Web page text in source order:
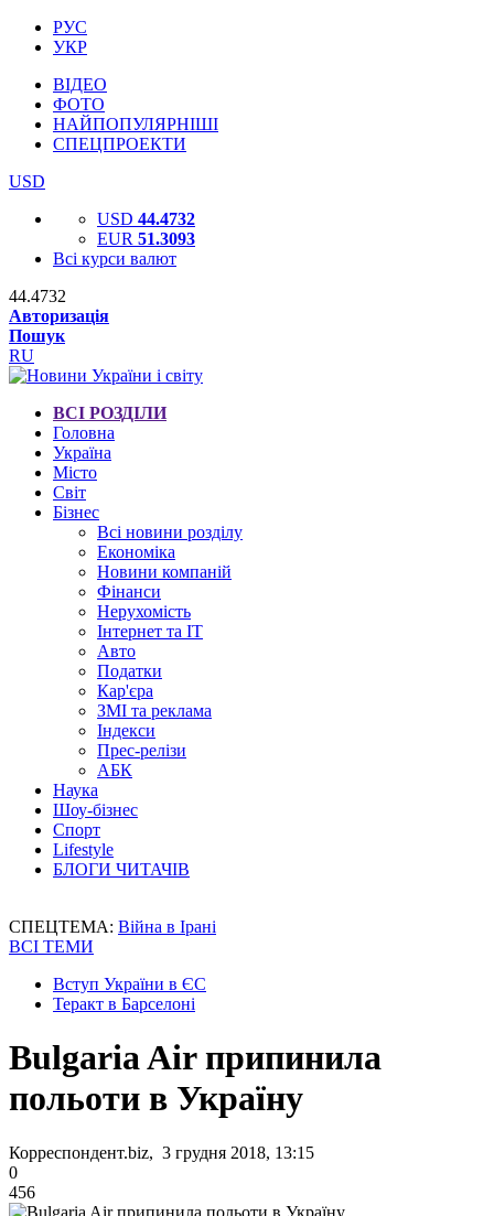
РУС
УКР
ВІДЕО
ФОТО
НАЙПОПУЛЯРНІШІ
СПЕЦПРОЕКТИ
USD
USD 44.4732
EUR 51.3093
Всі курси валют
44.4732
Авторизація
Пошук
RU
ВСІ РОЗДІЛИ
Головна
Україна
Місто
Світ
Бізнес
Всі новини розділу
Економіка
Новини компаній
Фінанси
Нерухомість
Інтернет та IT
Авто
Податки
Кар'єра
ЗМІ та реклама
Індекси
Прес-релізи
АБК
Наука
Шоу-бізнес
Спорт
Lifestyle
БЛОГИ ЧИТАЧІВ
СПЕЦТЕМА: Війна в Ірані
ВСІ ТЕМИ
Вступ України в ЄС
Теракт в Барселоні
Bulgaria Air припинила
польоти в Україну
Корреспондент.biz, 3 грудня 2018, 13:15
0
456